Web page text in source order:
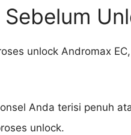
Sebelum
unlock Andromax
Anda terisi penuh
unlock.